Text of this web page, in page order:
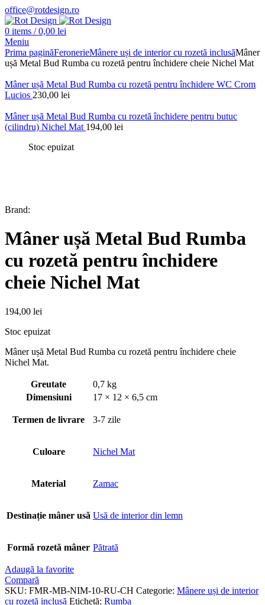
office@rotdesign.ro
0 items / 0,00 lei
Meniu
Prima paginăFeronerieMânere uși de interior cu rozetă inclusăMâner
ușă Metal Bud Rumba cu rozetă pentru închidere cheie Nichel Mat
Mâner ușă Metal Bud Rumba cu rozetă pentru închidere WC Crom
Lucios 230,00 lei
Mâner ușă Metal Bud Rumba cu rozetă închidere pentru butuc
(cilindru) Nichel Mat 194,00 lei
Stoc epuizat
Brand:
Mâner ușă Metal Bud Rumba
cu rozetă pentru închidere
cheie Nichel Mat
194,00 lei
Stoc epuizat
Mâner ușă Metal Bud Rumba cu rozetă pentru închidere cheie
Nichel Mat.
Greutate
0,7 kg
Dimensiuni
17 × 12 × 6,5 cm
Termen de livrare 3-7 zile
Culoare Nichel Mat
Material Zamac
Destinație mâner usă Usă de interior din lemn
Formă rozetă mâner Pătrată
Adaugă la favorite
Compară
SKU: FMR-MB-NIM-10-RU-CH Categorie: Mânere uși de interior
cu rozetă inclusă Etichetă: Rumba